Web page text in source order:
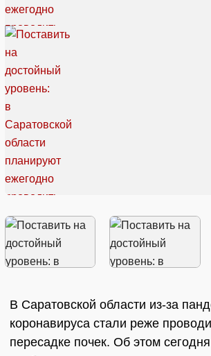
В Саратовской области из-за
коронавируса стали реже
пересадке почек. Об этом